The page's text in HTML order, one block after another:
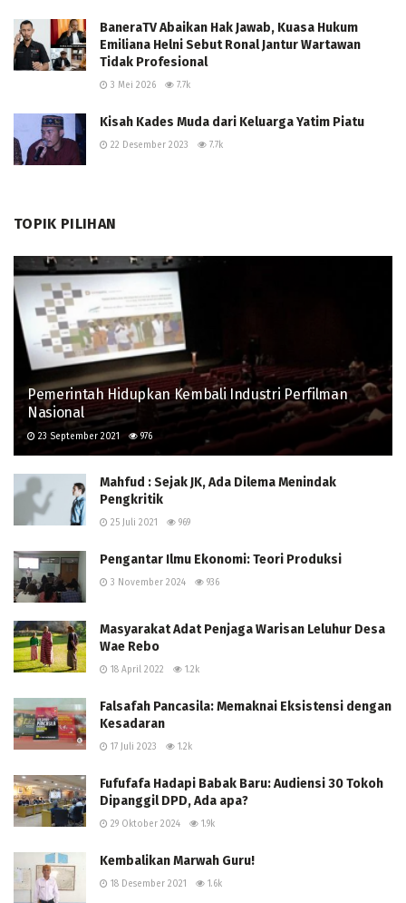
BaneraTV Abaikan Hak Jawab, Kuasa Hukum
Emiliana Helni Sebut Ronal Jantur Wartawan
Tidak Profesional
3 Mei 2026 7.7k
Kisah Kades Muda dari Keluarga Yatim Piatu
22 Desember 2023 7.7k
TOPIK PILIHAN
Pemerintah Hidupkan Kembali Industri Perfilman
Nasional
23 September 2021 976
Mahfud : Sejak JK, Ada Dilema Menindak
Pengkritik
25 Juli 2021 969
Pengantar Ilmu Ekonomi: Teori Produksi
3 November 2024 936
Masyarakat Adat Penjaga Warisan Leluhur Desa
Wae Rebo
18 April 2022 1.2k
Falsafah Pancasila: Memaknai Eksistensi dengan
Kesadaran
17 Juli 2023 1.2k
Fufufafa Hadapi Babak Baru: Audiensi 30 Tokoh
Dipanggil DPD, Ada apa?
29 Oktober 2024 1.9k
Kembalikan Marwah Guru!
18 Desember 2021 1.6k